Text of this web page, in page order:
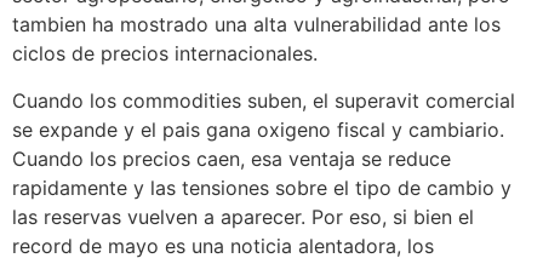
tambien ha mostrado una alta vulnerabilidad ante los
ciclos de precios internacionales.
Cuando los commodities suben, el superavit comercial
se expande y el pais gana oxigeno fiscal y cambiario.
Cuando los precios caen, esa ventaja se reduce
rapidamente y las tensiones sobre el tipo de cambio y
las reservas vuelven a aparecer. Por eso, si bien el
record de mayo es una noticia alentadora, los